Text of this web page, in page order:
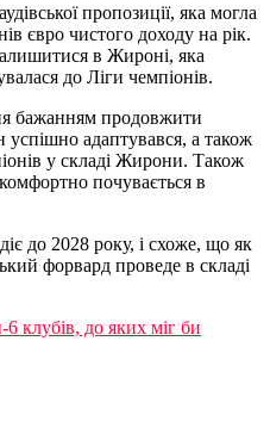
пропозиції, яка могла
євро чистого доходу на рік.
в Жироні, яка
до Ліги чемпіонів.
бажанням продовжити
успішно адаптувався, а також
у складі Жирони. Також
почувається в
до 2028 року, і схоже, що як
форвард проведе в складі
6 клубів, до яких міг би